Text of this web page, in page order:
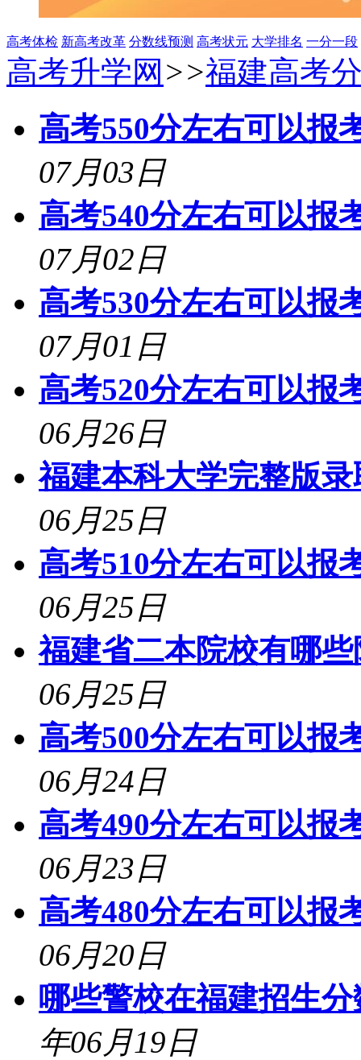
高考体检 新高考改革 分数线预测 高考状元 大学排名 一分一段
高考升学网 >>福建高考
高考550分左右可以报
07月03日
高考540分左右可以报
07月02日
高考530分左右可以报
07月01日
高考520分左右可以报
06月26日
福建本科大学完整版
06月25日
高考510分左右可以报
06月25日
福建省二本院校有哪
06月25日
高考500分左右可以报
06月24日
高考490分左右可以报
06月23日
高考480分左右可以报
06月20日
哪些警校在福建招生
年06月19日